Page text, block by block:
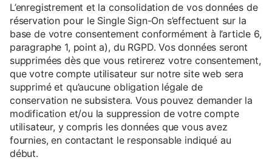
L’enregistrement et la consolidation de vos données de
réservation pour le Single Sign-On s’effectuent sur la
base de votre consentement conformément à l’article 6,
paragraphe 1, point a), du RGPD. Vos données seront
supprimées dès que vous retirerez votre consentement,
que votre compte utilisateur sur notre site web sera
supprimé et qu’aucune obligation légale de
conservation ne subsistera. Vous pouvez demander la
modification et/ou la suppression de votre compte
utilisateur, y compris les données que vous avez
fournies, en contactant le responsable indiqué au
début.